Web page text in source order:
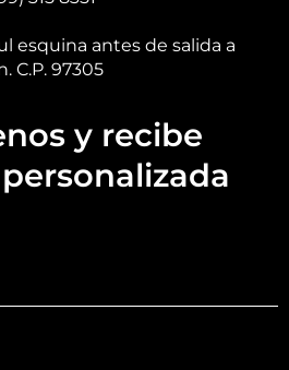
esquina antes de salida a
C.P. 97305
y recibe